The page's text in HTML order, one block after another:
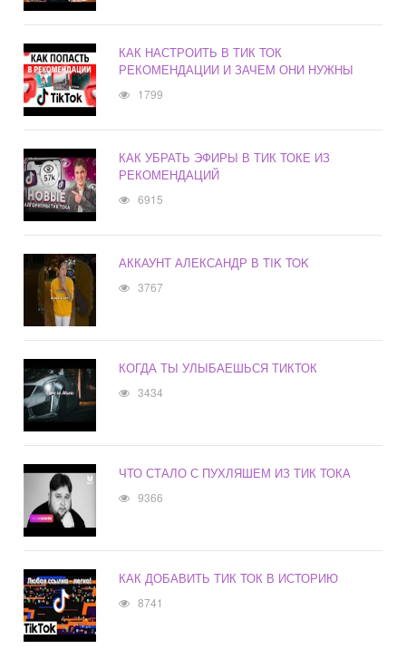
КАК НАСТРОИТЬ В ТИК ТОК
РЕКОМЕНДАЦИИ И ЗАЧЕМ ОНИ НУЖНЫ
1799
КАК УБРАТЬ ЭФИРЫ В ТИК ТОКЕ ИЗ
РЕКОМЕНДАЦИЙ
6915
АККАУНТ АЛЕКСАНДР В TIK TOK
3767
КОГДА ТЫ УЛЫБАЕШЬСЯ ТИКТОК
3434
ЧТО СТАЛО С ПУХЛЯШЕМ ИЗ ТИК ТОКА
9366
КАК ДОБАВИТЬ ТИК ТОК В ИСТОРИЮ
8741